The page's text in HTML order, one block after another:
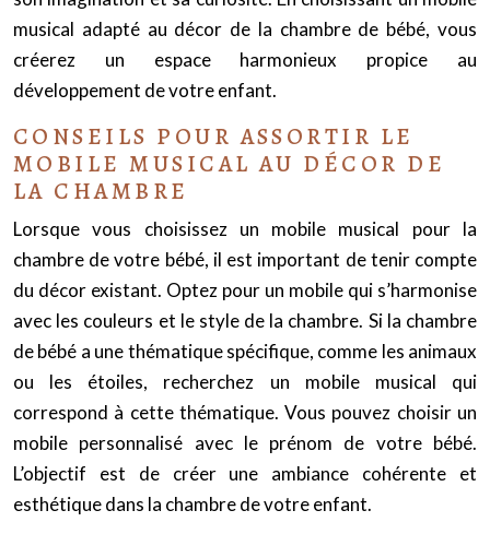
musical adapté au décor de la chambre de bébé, vous
créerez un espace harmonieux propice au
développement de votre enfant.
CONSEILS POUR ASSORTIR LE
MOBILE MUSICAL AU DÉCOR DE
LA CHAMBRE
Lorsque vous choisissez un mobile musical pour la
chambre de votre bébé, il est important de tenir compte
du décor existant. Optez pour un mobile qui s’harmonise
avec les couleurs et le style de la chambre. Si la chambre
de bébé a une thématique spécifique, comme les animaux
ou les étoiles, recherchez un mobile musical qui
correspond à cette thématique. Vous pouvez choisir un
mobile personnalisé avec le prénom de votre bébé.
L’objectif est de créer une ambiance cohérente et
esthétique dans la chambre de votre enfant.